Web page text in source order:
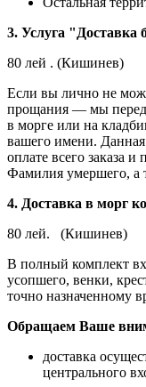
3. Услуга "Доставка
80 лей . (Кишинев)
Если вы лично не
прощания — мы
в морге или на
вашего имени.
оплате всего заказа
Фамилия умершего, а
4. Доставка в морг
80 лей. (Кишинев)
В полный комплект
усопшего, венки,
точно назначенному
Обращаем Ваше
доставка
центрального